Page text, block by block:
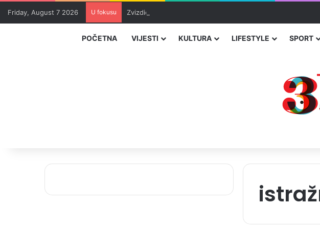
Friday, August 7 2026 U fokusu Zvizdić, Magazinović i Kojović traže poseban status za
POČETNA VIJESTI KULTURA LIFESTYLE SPORT